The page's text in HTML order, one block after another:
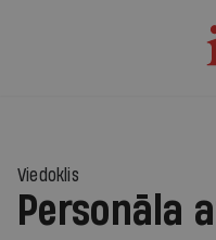
Viedoklis
Personāla